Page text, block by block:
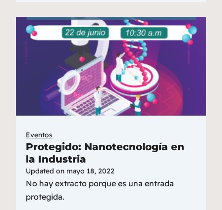
Eventos
Protegido: Nanotecnología en
la Industria
Updated on mayo 18, 2022
No hay extracto porque es una entrada
protegida.